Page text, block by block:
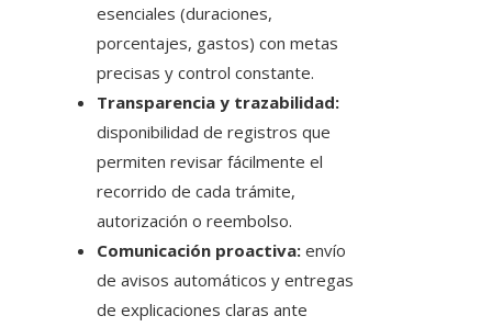
esenciales (duraciones,
porcentajes, gastos) con metas
precisas y control constante.
Transparencia y trazabilidad:
disponibilidad de registros que
permiten revisar fácilmente el
recorrido de cada trámite,
autorización o reembolso.
Comunicación proactiva: envío
de avisos automáticos y entregas
de explicaciones claras ante